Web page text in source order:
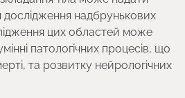
дослідження надбрунькових
цих областей може
патологічних процесів, що
та розвитку нейрологічних